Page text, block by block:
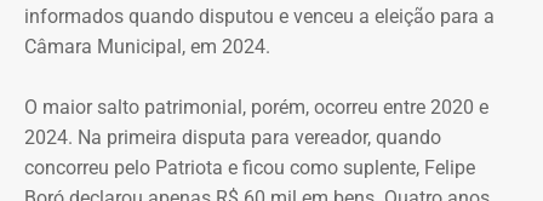
setor, que contestaram a decisão do governo de tirar a
estrutura própria da área durante a reorganização
“Ele [Ricardo Couto] ouviu as críticas da comunidade
cientifica, dos representantes que estavam aqui, e disse
informados quando disputou e venceu a eleição para a
Câmara Municipal, em 2024.
O maior salto patrimonial, porém, ocorreu entre 2020 e
2024. Na primeira disputa para vereador, quando
concorreu pelo Patriota e ficou como suplente, Felipe